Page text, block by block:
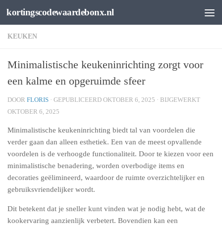
Spring naar de inhoud
kortingscodewaardebonx.nl
KEUKEN
Minimalistische keukeninrichting zorgt voor
een kalme en opgeruimde sfeer
DOOR FLORIS · GEPUBLICEERD OKTOBER 6, 2025 · BIJGEWERKT
OKTOBER 6, 2025
Minimalistische keukeninrichting biedt tal van voordelen die
verder gaan dan alleen esthetiek. Een van de meest opvallende
voordelen is de verhoogde functionaliteit. Door te kiezen voor een
minimalistische benadering, worden overbodige items en
decoraties geëlimineerd, waardoor de ruimte overzichtelijker en
gebruiksvriendelijker wordt.
Dit betekent dat je sneller kunt vinden wat je nodig hebt, wat de
kookervaring aanzienlijk verbetert. Bovendien kan een